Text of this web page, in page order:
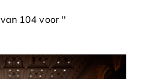
van 104 voor ''